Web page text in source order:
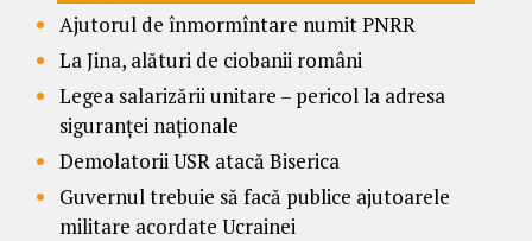
Ajutorul de înmormîntare numit PNRR
La Jina, alături de ciobanii români
Legea salarizării unitare – pericol la adresa
siguranței naționale
Demolatorii USR atacă Biserica
Guvernul trebuie să facă publice ajutoarele
militare acordate Ucrainei